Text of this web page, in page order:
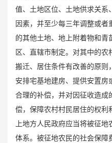
值、土地区位、土地供求关
因素，并至少每三年调整或
的其他土地、地上附着物和
区、直辖市制定。对其中的
搬迁、居住条件有改善的原
安排宅基地建房、提供安置房
合理的补偿，并对因征收造
偿，保障农村村民居住的权利
上地方人民政府应当将被征
体系。被征地农民的社会保